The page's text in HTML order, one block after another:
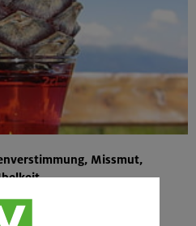
Missmut,
(reif von Ende Juni bis